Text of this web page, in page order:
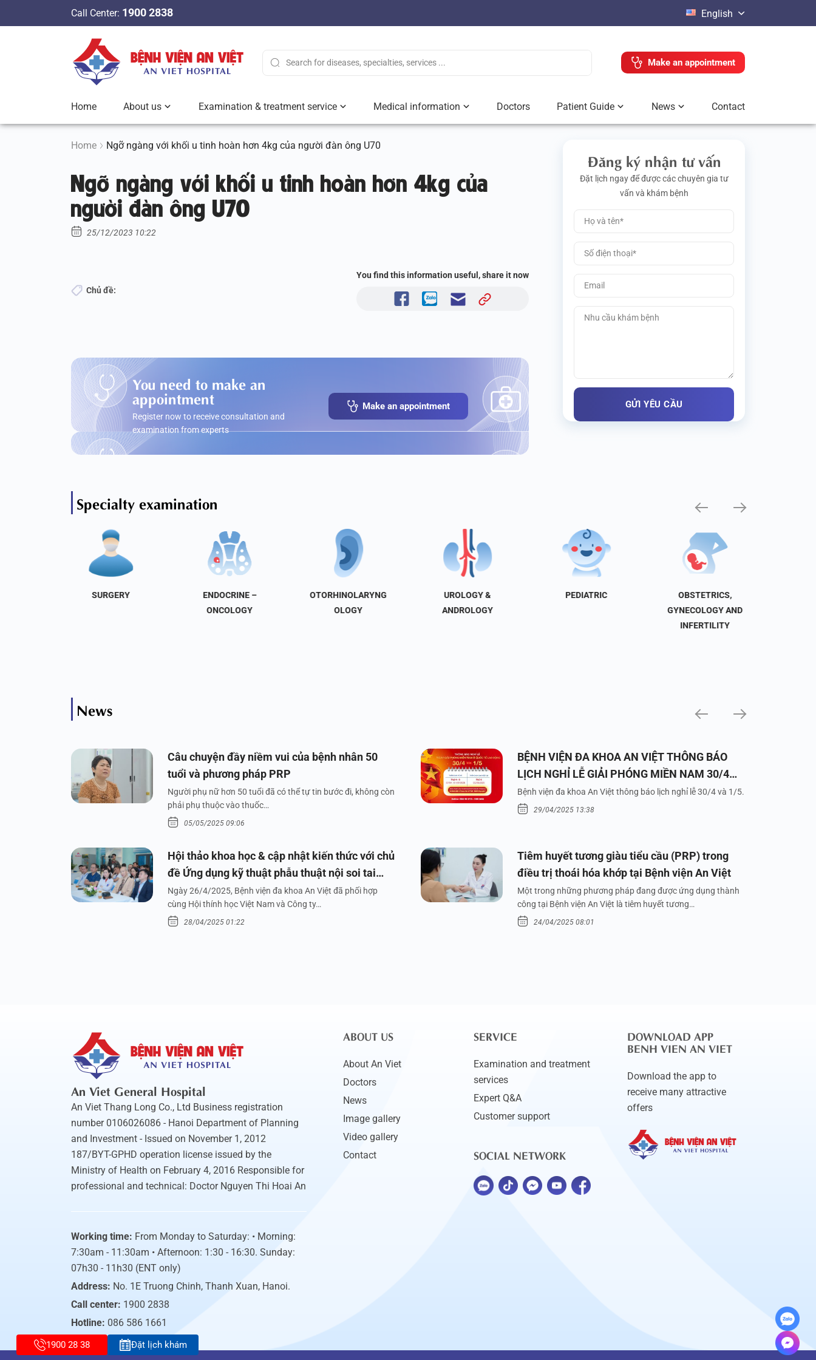
n
Call Center: 1900 2838 English
Make an appointment
Home About us Examination & treatment service Medical information Doctors Patient Guide News Contact
Home Ngỡ ngàng với khối u tinh hoàn hơn 4kg của người đàn ông U70
Ngỡ ngàng với khối u tinh hoàn hơn 4kg của
người đàn ông U70
25/12/2023 10:22
Chủ đề:
You find this information useful, share it now
You need to make an
appointment
Register now to receive consultation and
examination from experts
Make an appointment
Đăng ký nhận tư vấn
Đặt lịch ngay để được các chuyên gia tư
vấn và khám bệnh
Specialty examination
SURGERY
ENDOCRINE –
ONCOLOGY
OTORHINOLARYNG
OLOGY
UROLOGY &
ANDROLOGY
PEDIATRIC
OBSTETRICS,
GYNECOLOGY AND
INFERTILITY
News
Câu chuyện đầy niềm vui của bệnh nhân 50
tuổi và phương pháp PRP
Người phụ nữ hơn 50 tuổi đã có thể tự tin bước đi, không còn
phải phụ thuộc vào thuốc…
05/05/2025 09:06
BỆNH VIỆN ĐA KHOA AN VIỆT THÔNG BÁO
LỊCH NGHỈ LỄ GIẢI PHÓNG MIỀN NAM 30/4
VÀ QUỐC TẾ LAO ĐỘNG 1/5/2025
Bệnh viện đa khoa An Việt thông báo lịch nghỉ lễ 30/4 và 1/5.
29/04/2025 13:38
Hội thảo khoa học & cập nhật kiến thức với chủ
đề Ứng dụng kỹ thuật phẫu thuật nội soi tai
dưới nước
Ngày 26/4/2025, Bệnh viện đa khoa An Việt đã phối hợp
cùng Hội thính học Việt Nam và Công ty…
28/04/2025 01:22
Tiêm huyết tương giàu tiểu cầu (PRP) trong
điều trị thoái hóa khớp tại Bệnh viện An Việt
Một trong những phương pháp đang được ứng dụng thành
công tại Bệnh viện An Việt là tiêm huyết tương…
24/04/2025 08:01
An Viet General Hospital
An Viet Thang Long Co., Ltd Business registration
number 0106026086 - Hanoi Department of Planning
and Investment - Issued on November 1, 2012
187/BYT-GPHD operation license issued by the
Ministry of Health on February 4, 2016 Responsible for
professional and technical: Doctor Nguyen Thi Hoai An
Working time: From Monday to Saturday: • Morning:
7:30am - 11:30am • Afternoon: 1:30 - 16:30. Sunday:
07h30 - 11h30 (ENT only)
Address: No. 1E Truong Chinh, Thanh Xuan, Hanoi.
Call center: 1900 2838
Hotline: 086 586 1661
ABOUT US
About An Viet
Doctors
News
Image gallery
Video gallery
Contact
SERVICE
Examination and treatment
services
Expert Q&A
Customer support
SOCIAL NETWORK
DOWNLOAD APP
BENH VIEN AN VIET
Download the app to
receive many attractive
offers
1900 28 38 Đặt lịch khám